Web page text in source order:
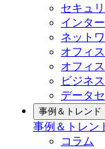
セキュ
インタ
ネット
オフィ
オフィ
ビジネ
データ
事例＆トレンド
事例＆トレン
コラム